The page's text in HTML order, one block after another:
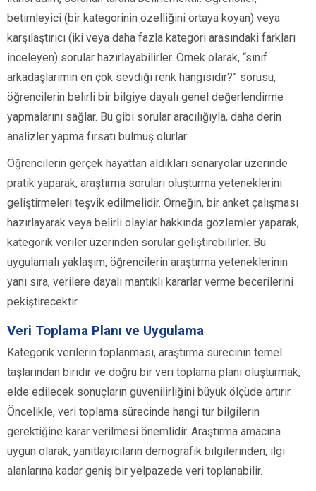
betimleyici (bir kategorinin özelliğini ortaya koyan) veya
karşılaştırıcı (iki veya daha fazla kategori arasındaki farkları
inceleyen) sorular hazırlayabilirler. Örnek olarak, “sınıf
arkadaşlarımın en çok sevdiği renk hangisidir?” sorusu,
öğrencilerin belirli bir bilgiye dayalı genel değerlendirme
yapmalarını sağlar. Bu gibi sorular aracılığıyla, daha derin
analizler yapma fırsatı bulmuş olurlar.
Öğrencilerin gerçek hayattan aldıkları senaryolar üzerinde
pratik yaparak, araştırma soruları oluşturma yeteneklerini
geliştirmeleri teşvik edilmelidir. Örneğin, bir anket çalışması
hazırlayarak veya belirli olaylar hakkında gözlemler yaparak,
kategorik veriler üzerinden sorular geliştirebilirler. Bu
uygulamalı yaklaşım, öğrencilerin araştırma yeteneklerinin
yanı sıra, verilere dayalı mantıklı kararlar verme becerilerini
pekiştirecektir.
Veri Toplama Planı ve Uygulama
Kategorik verilerin toplanması, araştırma sürecinin temel
taşlarından biridir ve doğru bir veri toplama planı oluşturmak,
elde edilecek sonuçların güvenilirliğini büyük ölçüde artırır.
Öncelikle, veri toplama sürecinde hangi tür bilgilerin
gerektiğine karar verilmesi önemlidir. Araştırma amacına
uygun olarak, yanıtlayıcıların demografik bilgilerinden, ilgi
alanlarına kadar geniş bir yelpazede veri toplanabilir.